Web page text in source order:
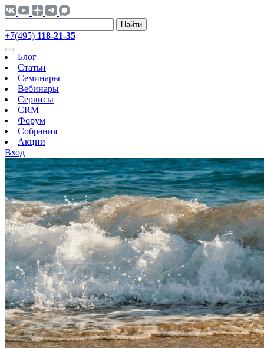
Найти
+7(495) 118-21-35
Блог
Статьи
Семинары
Вебинары
Сервисы
CRM
Форум
Собрания
Акции
Вход